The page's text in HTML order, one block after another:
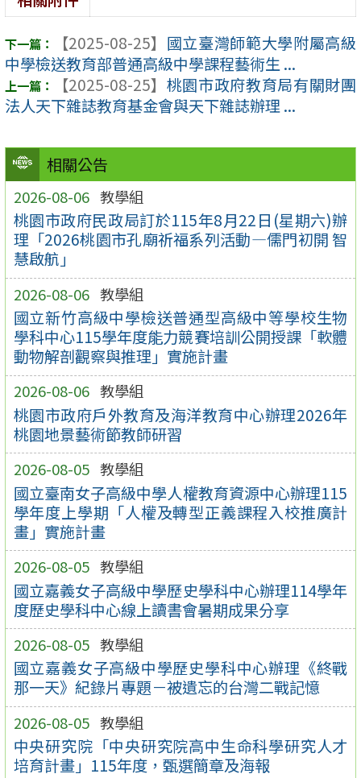
相關公告
2026-08-06 教學組
桃園市政府民政局訂於115年8月22日(星期六)辦
理「2026桃園市孔廟祈福系列活動—儒門初開 智
慧啟航」
2026-08-06 教學組
國立新竹高級中學檢送普通型高級中等學校生物
學科中心115學年度能力競賽培訓公開授課「軟體
動物解剖觀察與推理」實施計畫
2026-08-06 教學組
桃園市政府戶外教育及海洋教育中心辦理2026年
桃園地景藝術節教師研習
2026-08-05 教學組
國立臺南女子高級中學人權教育資源中心辦理115
學年度上學期「人權及轉型正義課程入校推廣計
畫」實施計畫
2026-08-05 教學組
國立嘉義女子高級中學歷史學科中心辦理114學年
度歷史學科中心線上讀書會暑期成果分享
2026-08-05 教學組
國立嘉義女子高級中學歷史學科中心辦理《終戰
那一天》紀錄片專題－被遺忘的台灣二戰記憶
2026-08-05 教學組
中央研究院「中央研究院高中生命科學研究人才
培育計畫」115年度，甄選簡章及海報
【2025-08-25】 國立臺灣師範大學附屬高級
中學檢送教育部普通高級中學課程藝術生 ...
【2025-08-25】 桃園市政府教育局有關財團
法人天下雜誌教育基金會與天下雜誌辦理 ...